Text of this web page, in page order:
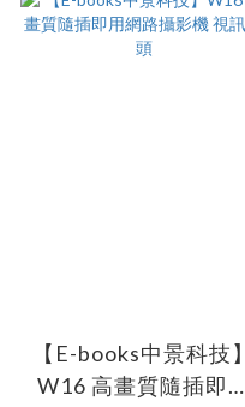
【E-books中景科技】
W16 高畫質隨插即用